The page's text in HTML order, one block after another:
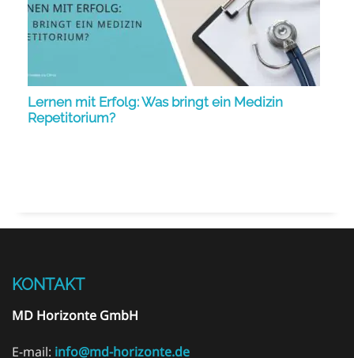
Lernen mit Erfolg: Was bringt ein Medizin
Repetitorium?
KONTAKT
MD Horizonte GmbH
E-mail: info@md-horizonte.de